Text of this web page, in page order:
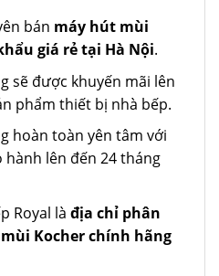
bán máy hút mùi
giá rẻ tại Hà Nội.
sẽ được khuyến mãi lên
phẩm thiết bị nhà bếp.
hoàn toàn yên tâm với
hành lên đến 24 tháng
Royal là địa chỉ phân
Kocher chính hãng